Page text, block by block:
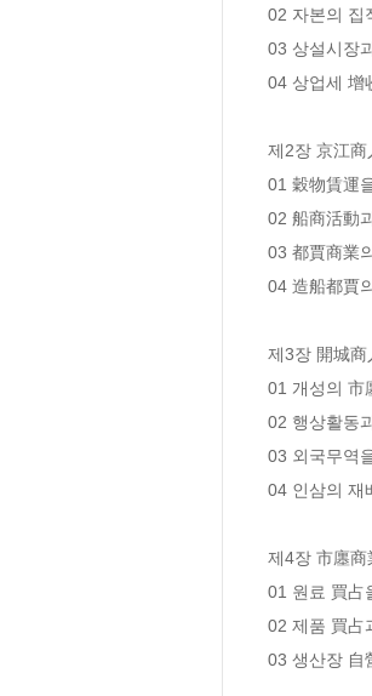
02 자본의 집
03 상설시장
04 상업세 增
제2장 京江
01 穀物賃運
02 船商活動
03 都賈商業
04 造船都賈
제3장 開城商
01 개성의 市
02 행상활동
03 외국무역
04 인삼의 재
제4장 市廛商
01 원료 買占
02 제품 買占
03 생산장 自